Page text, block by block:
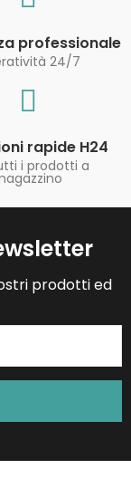
professionale
24/7
rapide H24
i prodotti a
prodotti ed